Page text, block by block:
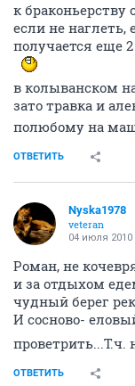
к браконьерству
если не
получается еще
в колыванском
зато травка и
полюбому на
ОТВЕТИТЬ
Nyska1978
veteran
04 июля 2010
Роман, не
и за отдыхом
чудный берег
И сосново-
проветрить...Т.ч.
ОТВЕТИТЬ